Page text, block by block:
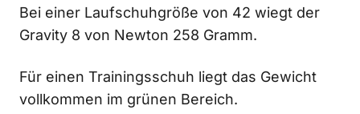
Bei einer Laufschuhgröße von 42 wiegt der
Gravity 8 von Newton 258 Gramm.
Für einen Trainingsschuh liegt das Gewicht
vollkommen im grünen Bereich.